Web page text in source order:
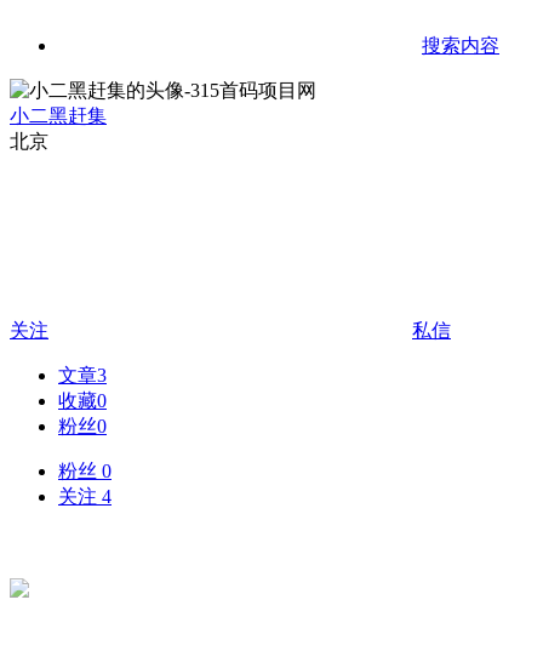
搜索内容
小二黑赶集
北京
关注 私信
文章3
收藏0
粉丝0
粉丝 0
关注 4